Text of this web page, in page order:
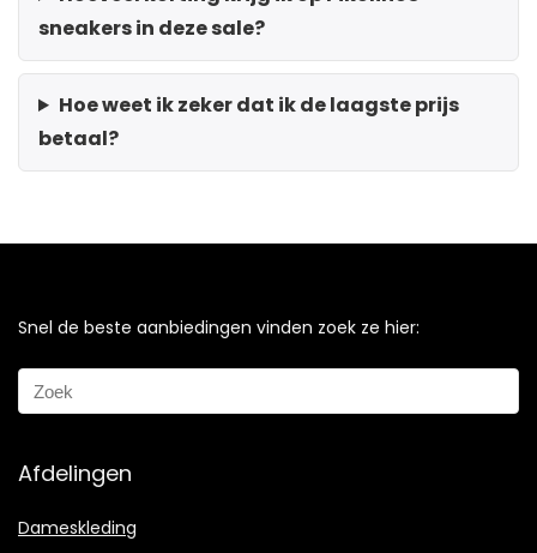
sneakers in deze sale?
Hoe weet ik zeker dat ik de laagste prijs
betaal?
Snel de beste aanbiedingen vinden zoek ze hier:
Afdelingen
Dameskleding